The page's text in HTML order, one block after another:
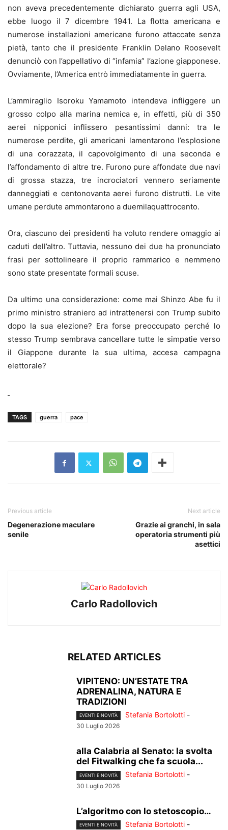
non aveva precedentemente dichiarato guerra agli USA,
ebbe luogo il 7 dicembre 1941. La flotta americana e
numerose installazioni americane furono attaccate senza
pietà, tanto che il presidente Franklin Delano Roosevelt
denunciò con l’appellativo di “infamia” l’azione giapponese.
Ovviamente, l’America entrò immediatamente in guerra.
L’ammiraglio Isoroku Yamamoto intendeva infliggere un
grosso colpo alla marina nemica e, in effetti, più di 350
aerei nipponici inflissero pesantissimi danni: tra le
numerose perdite, gli americani lamentarono l’esplosione
di una corazzata, il capovolgimento di una seconda e
l’affondamento di altre tre. Furono pure affondate due navi
di grossa stazza, tre incrociatori vennero seriamente
danneggiati e centonovanta aerei furono distrutti. Le vite
umane perdute ammontarono a duemilaquattrocento.
Ora, ciascuno dei presidenti ha voluto rendere omaggio ai
caduti dell’altro. Tuttavia, nessuno dei due ha pronunciato
frasi per sottolineare il proprio rammarico e nemmeno
sono state presentate formali scuse.
Da ultimo una considerazione: come mai Shinzo Abe fu il
primo ministro straniero ad intrattenersi con Trump subito
dopo la sua elezione? Era forse preoccupato perché lo
stesso Trump sembrava cancellare tutte le simpatie verso
il Giappone durante la sua ultima, accesa campagna
elettorale?
TAGS guerra pace
Previous article
Degenerazione maculare
senile
Next article
Grazie ai granchi, in sala
operatoria strumenti più
asettici
Carlo Radollovich
RELATED ARTICLES
VIPITENO: UN’ESTATE TRA
ADRENALINA, NATURA E
TRADIZIONI
EVENTI E NOVITÀ Stefania Bortolotti -
30 Luglio 2026
alla Calabria al Senato: la svolta
del Fitwalking che fa scuola...
EVENTI E NOVITÀ Stefania Bortolotti -
30 Luglio 2026
L’algoritmo con lo stetoscopio…
EVENTI E NOVITÀ Stefania Bortolotti -